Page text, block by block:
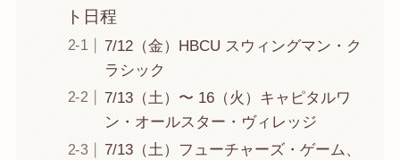
ト日程
7/12（金）HBCU スウィングマン・ク
ラシック
7/13（土）〜 16（火）キャピタルワ
ン・オールスター・ヴィレッジ
7/13（土）フューチャーズ・ゲーム、